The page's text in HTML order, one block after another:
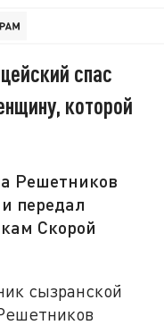
спас
которой
Решетников
передал
Скорой
сызранской